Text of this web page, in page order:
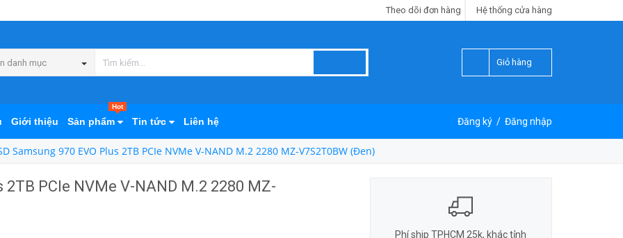
Hệ thống cửa hàng
Theo dõi đơn hàng
danh mục Giỏ hàng
Giới thiệu Sản phẩm
Hot
Tin tức Liên hệ Đăng ký / Đăng nhập
Samsung 970 EVO Plus 2TB PCIe NVMe V-NAND M.2 2280 MZ-V7S2T0BW (Đen)
2TB PCIe NVMe V-NAND M.2 2280 MZ-
Phí ship TPHCM 25k, khác tỉnh